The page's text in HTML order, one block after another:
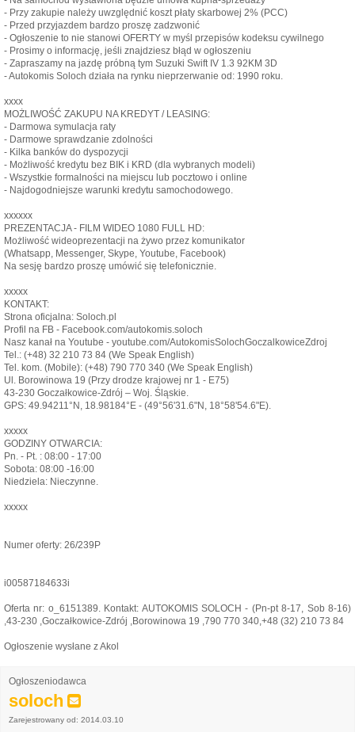
- Przy zakupie należy uwzględnić koszt płaty skarbowej 2% (PCC)
- Przed przyjazdem bardzo proszę zadzwonić
- Ogłoszenie to nie stanowi OFERTY w myśl przepisów kodeksu cywilnego
- Prosimy o informację, jeśli znajdziesz błąd w ogłoszeniu
- Zapraszamy na jazdę próbną tym Suzuki Swift IV 1.3 92KM 3D
- Autokomis Soloch działa na rynku nieprzerwanie od: 1990 roku.
xxxx
MOŻLIWOŚĆ ZAKUPU NA KREDYT / LEASING:
- Darmowa symulacja raty
- Darmowe sprawdzanie zdolności
- Kilka banków do dyspozycji
- Możliwość kredytu bez BIK i KRD (dla wybranych modeli)
- Wszystkie formalności na miejscu lub pocztowo i online
- Najdogodniejsze warunki kredytu samochodowego.
xxxxxx
PREZENTACJA - FILM WIDEO 1080 FULL HD:
Możliwość wideoprezentacji na żywo przez komunikator
(Whatsapp, Messenger, Skype, Youtube, Facebook)
Na sesję bardzo proszę umówić się telefonicznie.
xxxxx
KONTAKT:
Strona oficjalna: Soloch.pl
Profil na FB - Facebook.com/autokomis.soloch
Nasz kanał na Youtube - youtube.com/AutokomisSolochGoczalkowiceZdroj
Tel.: (+48) 32 210 73 84 (We Speak English)
Tel. kom. (Mobile): (+48) 790 770 340 (We Speak English)
Ul. Borowinowa 19 (Przy drodze krajowej nr 1 - E75)
43-230 Goczałkowice-Zdrój – Woj. Śląskie.
GPS: 49.94211°N, 18.98184°E - (49°56'31.6"N, 18°58'54.6"E).
xxxxx
GODZINY OTWARCIA:
Pn. - Pt. : 08:00 - 17:00
Sobota: 08:00 -16:00
Niedziela: Nieczynne.
xxxxx
Numer oferty: 26/239P
i00587184633i
Oferta nr: o_6151389. Kontakt: AUTOKOMIS SOLOCH - (Pn-pt 8-17, Sob 8-16)
,43-230 ,Goczałkowice-Zdrój ,Borowinowa 19 ,790 770 340,+48 (32) 210 73 84
Ogłoszenie wysłane z Akol
Ogłoszeniodawca
soloch
Zarejestrowany od: 2014.03.10